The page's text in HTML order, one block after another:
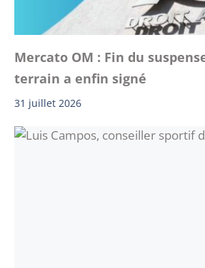
Mercato OM : Fin du
terrain a enfin signé
31 juillet 2026